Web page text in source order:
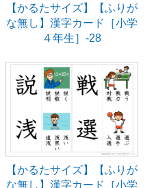
【かるたサイズ】【ふりが
な無し】漢字カード［小学
４年生］-28
【かるたサイズ】【ふりが
な無し】漢字カード［小学